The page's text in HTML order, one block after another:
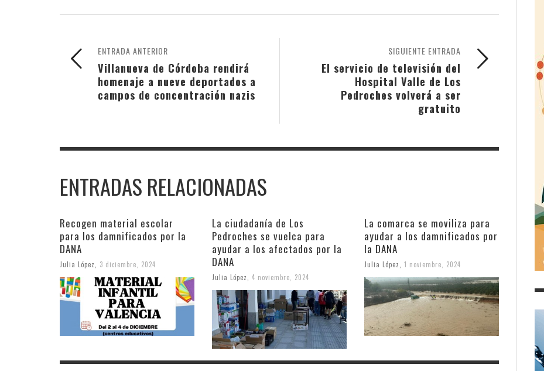
SIGUIENTE ENTRADA
El servicio de televisión del
Hospital Valle de Los
Pedroches volverá a ser
gratuito
ENTRADA ANTERIOR
Villanueva de Córdoba rendirá
homenaje a nueve deportados a
campos de concentración nazis
ENTRADAS RELACIONADAS
Recogen material escolar
para los damnificados por la
DANA
Julia López 3 diciembre, 2024
La ciudadanía de Los
Pedroches se vuelca para
ayudar a los afectados por la
DANA
Julia López 4 noviembre, 2024
La comarca se moviliza para
ayudar a los damnificados por
la DANA
Julia López 1 noviembre, 2024